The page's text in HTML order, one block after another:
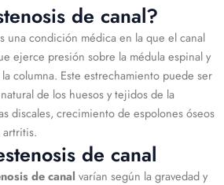
de canal?
una condición médica en la que el canal
ejerce presión sobre la médula espinal y
columna. Este estrechamiento puede ser
de los huesos y tejidos de la
discales, crecimiento de espolones óseos
de canal
de canal varían según la gravedad y